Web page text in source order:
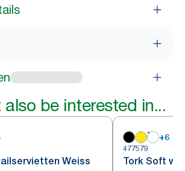
be interested in...
Weiss
+6
477579
Tork Soft